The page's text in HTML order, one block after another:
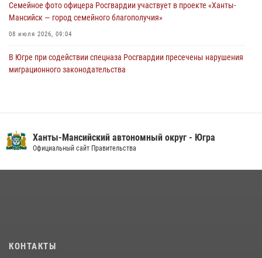
Семейное фото офицера Росгвардии участвует в проекте «Ханты-
Мансийск — город семейного благополучия»
08 июля 2026, 09:04
В Югре при содействии спецназа Росгвардии пресечены нарушения
миграционного законодательства
16 июля 2026, 04:54 4
18 июля 2026, 11:25
Ханты-Мансийский автономный округ - Югра
Официальный сайт Правительства
КОНТАКТЫ